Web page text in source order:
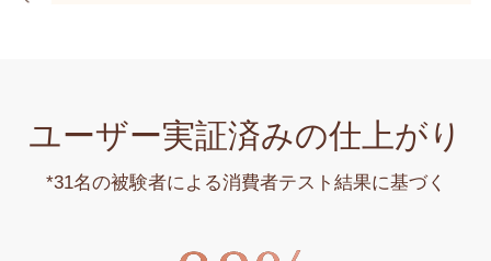
ユーザー実証済みの仕上がり
*31名の被験者による消費者テスト結果に基づく